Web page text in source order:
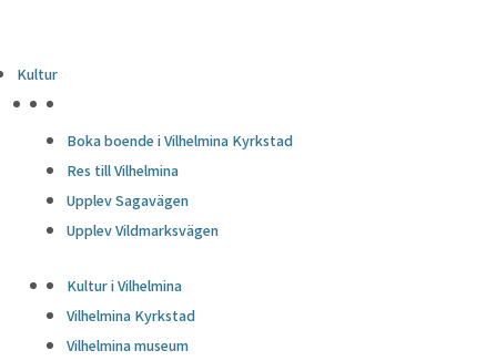
Kultur
Boka boende i Vilhelmina Kyrkstad
Res till Vilhelmina
Upplev Sagavägen
Upplev Vildmarksvägen
Kultur i Vilhelmina
Vilhelmina Kyrkstad
Vilhelmina museum